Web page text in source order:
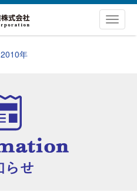
2010年